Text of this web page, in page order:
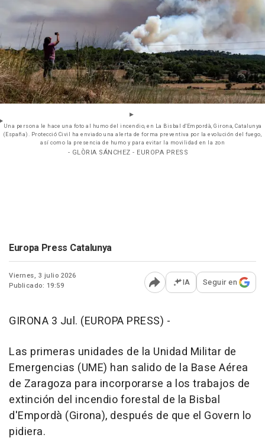
Una persona le hace una foto al humo del incendio, en La Bisbal d'Empordà, Girona, Catalunya
(España). Protecció Civil ha enviado una alerta de forma preventiva por la evolución del fuego,
así como la presencia de humo y para evitar la movilidad en la zon
- GLÒRIA SÁNCHEZ - EUROPA PRESS
Europa Press Catalunya
Viernes, 3 julio 2026
Publicado: 19:59
Abrir opciones para
IA Seguir en
GIRONA 3 Jul. (EUROPA PRESS) -
Las primeras unidades de la Unidad Militar de
Emergencias (UME) han salido de la Base Aérea
de Zaragoza para incorporarse a los trabajos de
extinción del incendio forestal de la Bisbal
d'Empordà (Girona), después de que el Govern lo
pidiera.